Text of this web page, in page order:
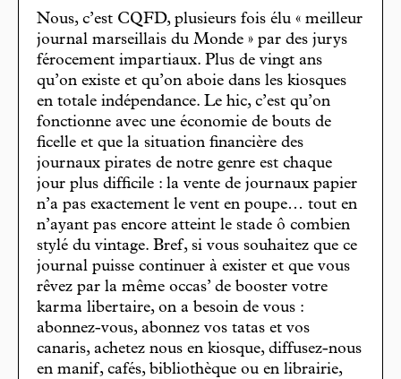
Nous, c’est CQFD, plusieurs fois élu « meilleur
journal marseillais du Monde » par des jurys
férocement impartiaux. Plus de vingt ans
qu’on existe et qu’on aboie dans les kiosques
en totale indépendance. Le hic, c’est qu’on
fonctionne avec une économie de bouts de
ficelle et que la situation financière des
journaux pirates de notre genre est chaque
jour plus difficile : la vente de journaux papier
n’a pas exactement le vent en poupe… tout en
n’ayant pas encore atteint le stade ô combien
stylé du vintage. Bref, si vous souhaitez que ce
journal puisse continuer à exister et que vous
rêvez par la même occas’ de booster votre
karma libertaire, on a besoin de vous :
abonnez-vous, abonnez vos tatas et vos
canaris, achetez nous en kiosque, diffusez-nous
en manif, cafés, bibliothèque ou en librairie,